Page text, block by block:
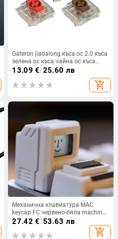
Gateron jiadalong къса ос 2.0 къса
зелена ос къса чайна ос къса
червена ос персонализиран
механичен превключвател за
светлина на клавиатурата
13.09 €/25.60 лв
add_shopping_cart
Механична клавиатура MAC
keycap FC червено-бяла machine
keycap, персонализирана
прозрачна клавиатура от 80-те
години на Mac Macita, ретро, FC,
27.42 €/53.63 лв
add_shopping_cart